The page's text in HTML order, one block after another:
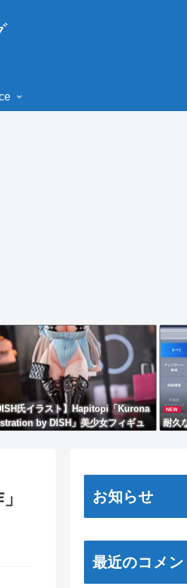
氏イラスト】Hapitopi「Kurona
by DISH」美少女フィギュ
NEW
耐久
お知らせ
最近のコメン